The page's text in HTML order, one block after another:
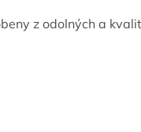
z odolných a